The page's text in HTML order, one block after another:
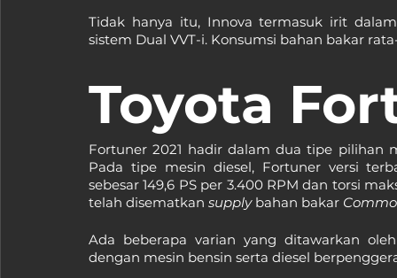
Tidak hanya itu, Innova termasuk irit
sistem Dual VVT-i. Konsumsi bahan bakar
Toyota
Fortuner 2021 hadir dalam dua tipe pilihan
Pada tipe mesin diesel, Fortuner versi
sebesar 149,6 PS per 3.400 RPM dan torsi
telah disematkan supply bahan bakar
Ada beberapa varian yang ditawarkan
dengan mesin bensin serta diesel